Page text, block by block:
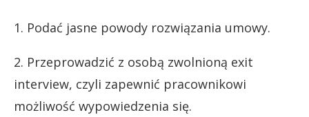
1. Podać jasne powody rozwiązania umowy.
2. Przeprowadzić z osobą zwolnioną exit
interview, czyli zapewnić pracownikowi
możliwość wypowiedzenia się.